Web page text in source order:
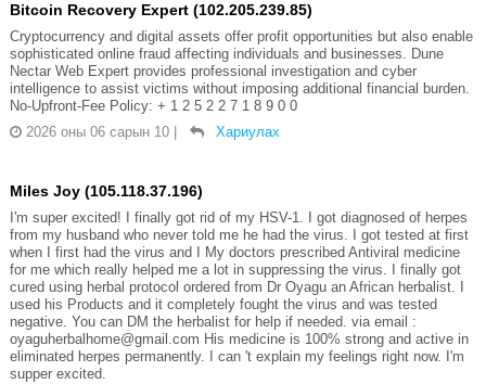
Bitcoin Recovery Expert (102.205.239.85)
Cryptocurrency and digital assets offer profit opportunities but also enable
sophisticated online fraud affecting individuals and businesses. Dune
Nectar Web Expert provides professional investigation and cyber
intelligence to assist victims without imposing additional financial burden.
No-Upfront-Fee Policy: + 1 2 5 2 2 7 1 8 9 0 0
2026 оны 06 сарын 10
Хариулах
Miles Joy (105.118.37.196)
I'm super excited! I finally got rid of my HSV-1. I got diagnosed of herpes
from my husband who never told me he had the virus. I got tested at first
when I first had the virus and I My doctors prescribed Antiviral medicine
for me which really helped me a lot in suppressing the virus. I finally got
cured using herbal protocol ordered from Dr Oyagu an African herbalist. I
used his Products and it completely fought the virus and was tested
negative. You can DM the herbalist for help if needed. via email :
oyaguherbalhome@gmail.com His medicine is 100% strong and active in
eliminated herpes permanently. I can 't explain my feelings right now. I'm
supper excited.